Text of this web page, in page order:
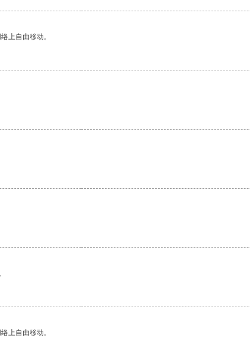
上自由移动。
上自由移动。